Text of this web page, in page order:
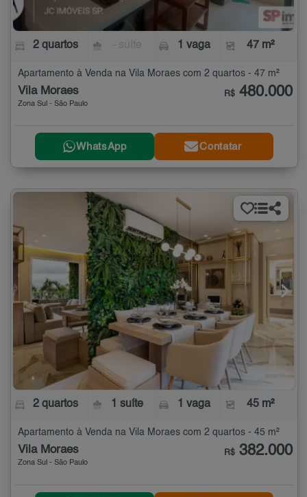
2 quartos 1 vaga 47 m²
Apartamento à Venda na Vila Moraes com 2 quartos - 47 m²
Vila Moraes
Zona Sul - São Paulo
R$ 480.000
WhatsApp Contatar
2 quartos 1 suíte 1 vaga 45 m²
Apartamento à Venda na Vila Moraes com 2 quartos - 45 m²
Vila Moraes
Zona Sul - São Paulo
R$ 382.000